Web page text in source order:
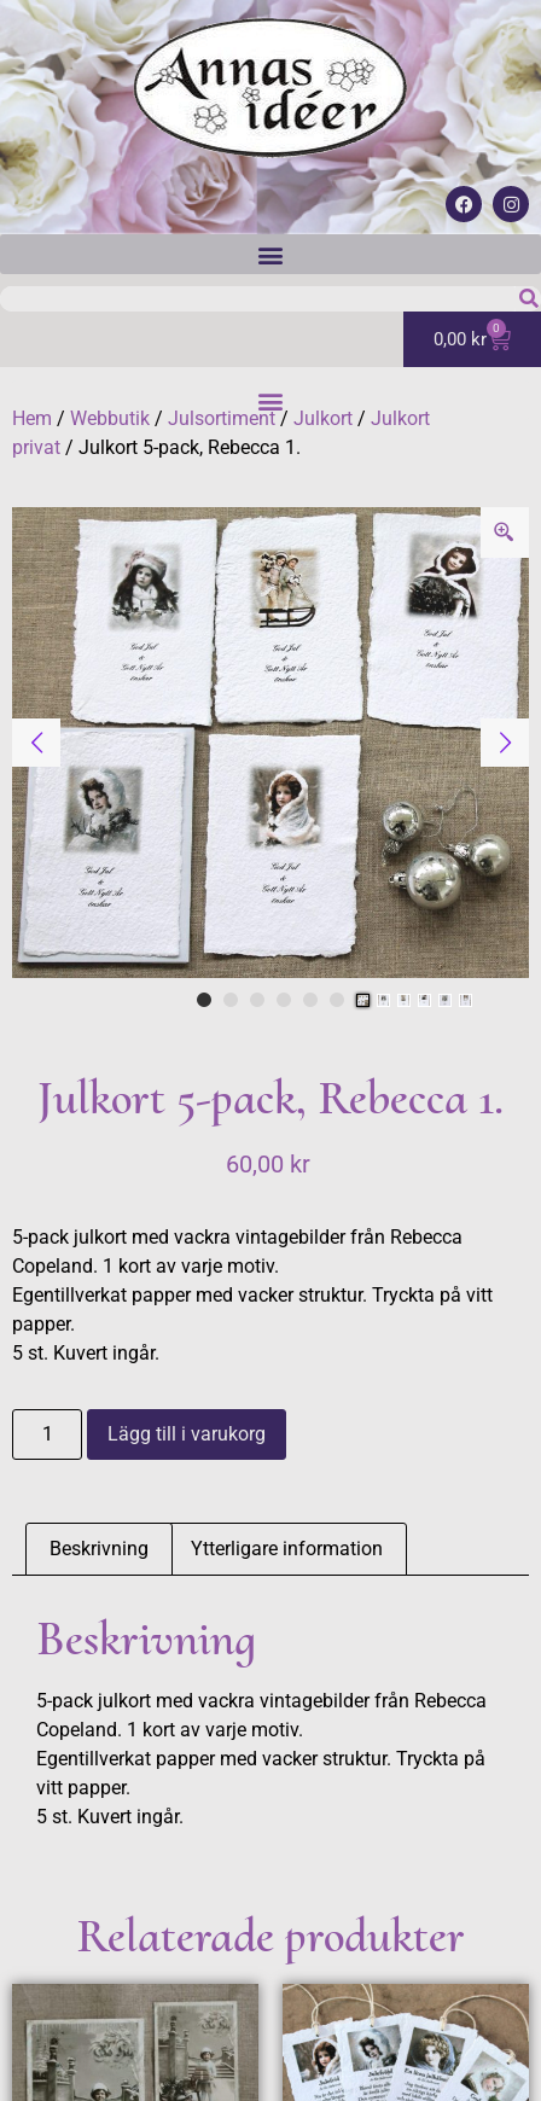
0,00 kr 0
Hem / Webbutik / Julsortiment/ Julkort / Julkort
privat / Julkort 5-pack, Rebecca 1.
Julkort 5-pack, Rebecca 1.
60,00 kr
5-pack julkort med vackra vintagebilder från Rebecca
Copeland. 1 kort av varje motiv.
Egentillverkat papper med vacker struktur. Tryckta på vitt
papper.
5 st. Kuvert ingår.
Lägg till i varukorg
Beskrivning Ytterligare information
Beskrivning
5-pack julkort med vackra vintagebilder från Rebecca
Copeland. 1 kort av varje motiv.
Egentillverkat papper med vacker struktur. Tryckta på
vitt papper.
5 st. Kuvert ingår.
Relaterade produkter